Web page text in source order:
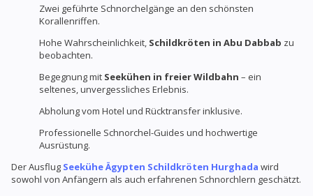
Zwei geführte Schnorchelgänge an den schönsten
Korallenriffen.
Hohe Wahrscheinlichkeit, Schildkröten in Abu Dabbab zu
beobachten.
Begegnung mit Seekühen in freier Wildbahn – ein
seltenes, unvergessliches Erlebnis.
Abholung vom Hotel und Rücktransfer inklusive.
Professionelle Schnorchel-Guides und hochwertige
Ausrüstung.
Der Ausflug Seekühe Ägypten Schildkröten Hurghada wird
sowohl von Anfängern als auch erfahrenen Schnorchlern geschätzt.